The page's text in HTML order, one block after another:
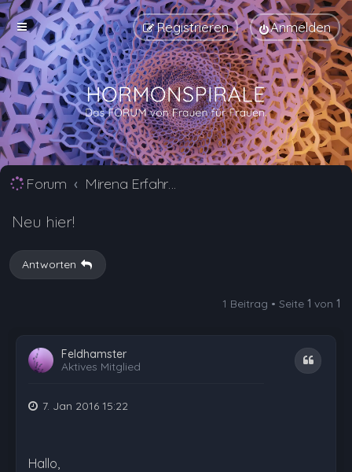
Anmelden
Registrieren
Forum Mirena Erfahrungsberichte und Nebenwirkungen
Neu hier!
Antworten
1 Beitrag • Seite 1 von 1
Feldhamster
Aktives Mitglied
Zitat
7. Jan 2016 15:22
Hallo,